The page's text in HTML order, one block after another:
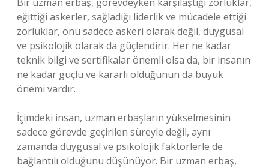
eğittiği askerler, sağladığı liderlik ve mücadele ettiği
zorluklar, onu sadece askeri olarak değil, duygusal
ve psikolojik olarak da güçlendirir. Her ne kadar
teknik bilgi ve sertifikalar önemli olsa da, bir insanın
ne kadar güçlü ve kararlı olduğunun da büyük
önemi vardır.
İçimdeki insan, uzman erbaşların yükselmesinin
sadece görevde geçirilen süreyle değil, aynı
zamanda duygusal ve psikolojik faktörlerle de
bağlantılı olduğunu düşünüyor. Bir uzman erbaş,